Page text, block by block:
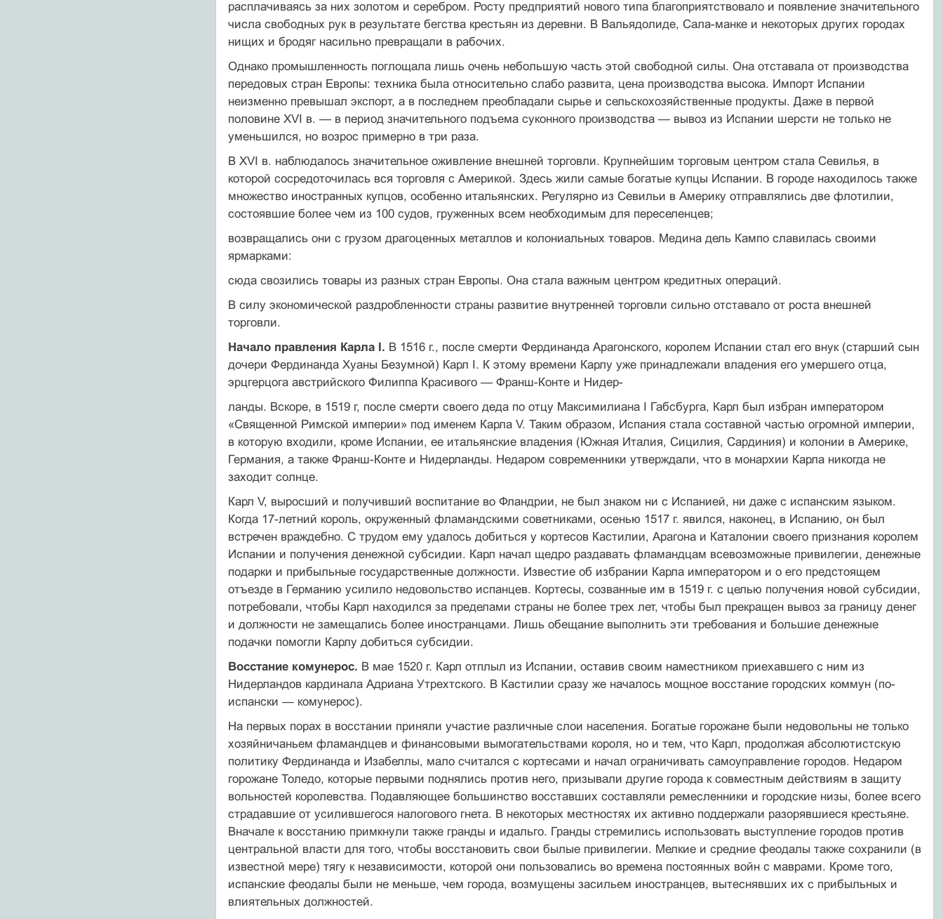
расплачиваясь за них золотом и серебром. Росту предприятий нового типа благоприятствовало и появление значительного
числа свободных рук в результате бегства крестьян из деревни. В Вальядолиде, Сала-манке и некоторых других городах
нищих и бродяг насильно превращали в рабочих.
Однако промышленность поглощала лишь очень небольшую часть этой свободной силы. Она отставала от производства
передовых стран Европы: техника была относительно слабо развита, цена производства высока. Импорт Испании
неизменно превышал экспорт, а в последнем преобладали сырье и сельскохозяйственные продукты. Даже в первой
половине XVI в. — в период значительного подъема суконного производства — вывоз из Испании шерсти не только не
уменьшился, но возрос примерно в три раза.
В XVI в. наблюдалось значительное оживление внешней торговли. Крупнейшим торговым центром стала Севилья, в
которой сосредоточилась вся торговля с Америкой. Здесь жили самые богатые купцы Испании. В городе находилось также
множество иностранных купцов, особенно итальянских. Регулярно из Севильи в Америку отправлялись две флотилии,
состоявшие более чем из 100 судов, груженных всем необходимым для переселенцев;
возвращались они с грузом драгоценных металлов и колониальных товаров. Медина дель Кампо славилась своими
ярмарками:
сюда свозились товары из разных стран Европы. Она стала важным центром кредитных операций.
В силу экономической раздробленности страны развитие внутренней торговли сильно отставало от роста внешней
торговли.
Начало правления Карла I. В 1516 г., после смерти Фердинанда Арагонского, королем Испании стал его внук (старший сын
дочери Фердинанда Хуаны Безумной) Карл I. К этому времени Карлу уже принадлежали владения его умершего отца,
эрцгерцога австрийского Филиппа Красивого — Франш-Конте и Нидер-
ланды. Вскоре, в 1519 г, после смерти своего деда по отцу Максимилиана I Габсбурга, Карл был избран императором
«Священной Римской империи» под именем Карла V. Таким образом, Испания стала составной частью огромной империи,
в которую входили, кроме Испании, ее итальянские владения (Южная Италия, Сицилия, Сардиния) и колонии в Америке,
Германия, а также Франш-Конте и Нидерланды. Недаром современники утверждали, что в монархии Карла никогда не
заходит солнце.
Карл V, выросший и получивший воспитание во Фландрии, не был знаком ни с Испанией, ни даже с испанским языком.
Когда 17-летний король, окруженный фламандскими советниками, осенью 1517 г. явился, наконец, в Испанию, он был
встречен враждебно. С трудом ему удалось добиться у кортесов Кастилии, Арагона и Каталонии своего признания королем
Испании и получения денежной субсидии. Карл начал щедро раздавать фламандцам всевозможные привилегии, денежные
подарки и прибыльные государственные должности. Известие об избрании Карла императором и о его предстоящем
отъезде в Германию усилило недовольство испанцев. Кортесы, созванные им в 1519 г. с целью получения новой субсидии,
потребовали, чтобы Карл находился за пределами страны не более трех лет, чтобы был прекращен вывоз за границу денег
и должности не замещались более иностранцами. Лишь обещание выполнить эти требования и большие денежные
подачки помогли Карлу добиться субсидии.
Восстание комунерос. В мае 1520 г. Карл отплыл из Испании, оставив своим наместником приехавшего с ним из
Нидерландов кардинала Адриана Утрехтского. В Кастилии сразу же началось мощное восстание городских коммун (по-
испански — комунерос).
На первых порах в восстании приняли участие различные слои населения. Богатые горожане были недовольны не только
хозяйничаньем фламандцев и финансовыми вымогательствами короля, но и тем, что Карл, продолжая абсолютистскую
политику Фердинанда и Изабеллы, мало считался с кортесами и начал ограничивать самоуправление городов. Недаром
горожане Толедо, которые первыми поднялись против него, призывали другие города к совместным действиям в защиту
вольностей королевства. Подавляющее большинство восставших составляли ремесленники и городские низы, более всего
страдавшие от усилившегося налогового гнета. В некоторых местностях их активно поддержали разорявшиеся крестьяне.
Вначале к восстанию примкнули также гранды и идальго. Гранды стремились использовать выступление городов против
центральной власти для того, чтобы восстановить свои былые привилегии. Мелкие и средние феодалы также сохранили (в
известной мере) тягу к независимости, которой они пользовались во времена постоянных войн с маврами. Кроме того,
испанские феодалы были не меньше, чем города, возмущены засильем иностранцев, вытеснявших их с прибыльных и
влиятельных должностей.